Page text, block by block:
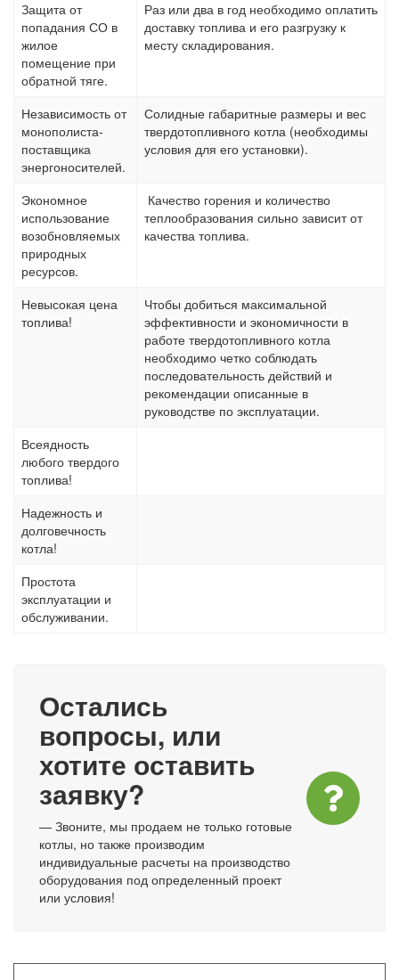
Защита от
попадания СО в
жилое
помещение при
обратной тяге.
Раз или два в год необходимо оплатить
доставку топлива и его разгрузку к
месту складирования.
Независимость от
монополиста-
поставщика
энергоносителей.
Солидные габаритные размеры и вес
твердотопливного котла (необходимы
условия для его установки).
Экономное
использование
возобновляемых
природных
ресурсов.
Качество горения и количество
теплообразования сильно зависит от
качества топлива.
Невысокая цена
топлива!
Чтобы добиться максимальной
эффективности и экономичности в
работе твердотопливного котла
необходимо четко соблюдать
последовательность действий и
рекомендации описанные в
руководстве по эксплуатации.
Всеядность
любого твердого
топлива!
Надежность и
долговечность
котла!
Простота
эксплуатации и
обслуживании.
Остались
вопросы, или
хотите оставить
заявку?
— Звоните, мы продаем не только готовые
котлы, но также производим
индивидуальные расчеты на производство
оборудования под определенный проект
или условия!